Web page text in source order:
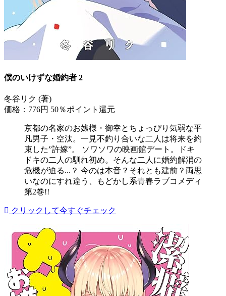
僕のいけずな婚約者 2
冬谷リク (著)
価格：776円 50％ポイント還元
京都の名家のお嬢様・御幸とちょっぴり気弱な平
凡男子・空汰。一見不釣り合いな二人は将来を約
束した”許嫁”。 ソワソワの映画館デート。ドキ
ドキの二人の馴れ初め。そんな二人に婚約解消の
危機が迫る...？ 今のは本音？それとも建前？両思
いなのにすれ違う、もどかし系青春ラブコメディ
第2巻!!
クリックして今すぐチェック